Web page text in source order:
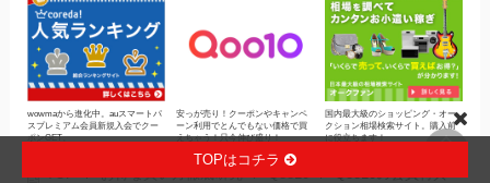
wowmaから進化中。auスマートパ
スプレミアム会員新規入会でクー
ポンGET。
安っが売り！クーポンやキャンペ
ーン利用でとんでもない価格で買
えちゃう！只今伸び盛り！
国内最大級のショッピング・オー
クション相場検索サイト。購入前
に役立ちます！
TOP お得な買い方徹底研究 Qoo10 Qoo10の会員特典
TOPはコチラ